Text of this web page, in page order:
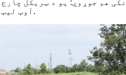
کولو لپاره 240 V آوټ لیټ ته ځي.